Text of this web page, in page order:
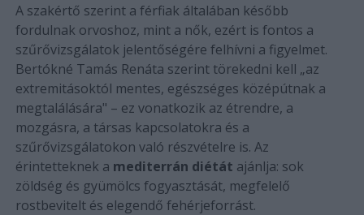
A szakértő szerint a férfiak általában később
fordulnak orvoshoz, mint a nők, ezért is fontos a
szűrővizsgálatok jelentőségére felhívni a figyelmet.
Bertókné Tamás Renáta szerint törekedni kell „az
extremitásoktól mentes, egészséges középútnak a
megtalálására" – ez vonatkozik az étrendre, a
mozgásra, a társas kapcsolatokra és a
szűrővizsgálatokon való részvételre is. Az
érintetteknek a mediterrán diétát ajánlja: sok
zöldség és gyümölcs fogyasztását, megfelelő
rostbevitelt és elegendő fehérjeforrást.